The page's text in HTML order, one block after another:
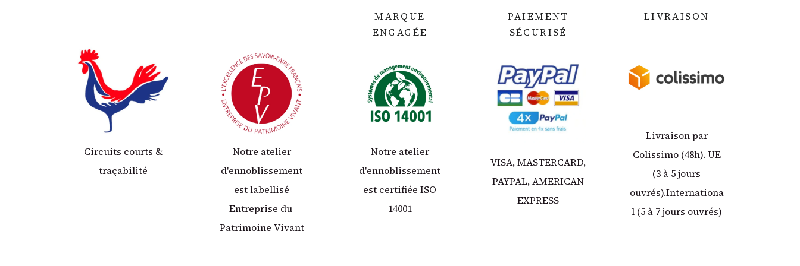
Circuits courts &
traçabilité
Notre atelier
d'ennoblissement
est labellisé
Entreprise du
Patrimoine Vivant
MARQUE
ENGAGÉE
Notre atelier
d'ennoblissement
est certifiée ISO
14001
PAIEMENT
SÉCURISÉ
VISA, MASTERCARD,
PAYPAL, AMERICAN
EXPRESS
LIVRAISON
Livraison par
Colissimo (48h). UE
(3 à 5 jours
ouvrés).Internationa
l (5 à 7 jours ouvrés)